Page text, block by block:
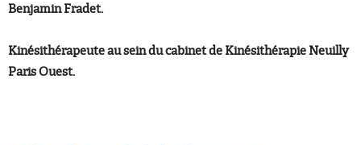
Benjamin Fradet.
Kinésithérapeute au sein du cabinet de Kinésithérapie Neuilly
Paris Ouest.